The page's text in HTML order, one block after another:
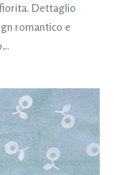
Dettaglio
romantico e